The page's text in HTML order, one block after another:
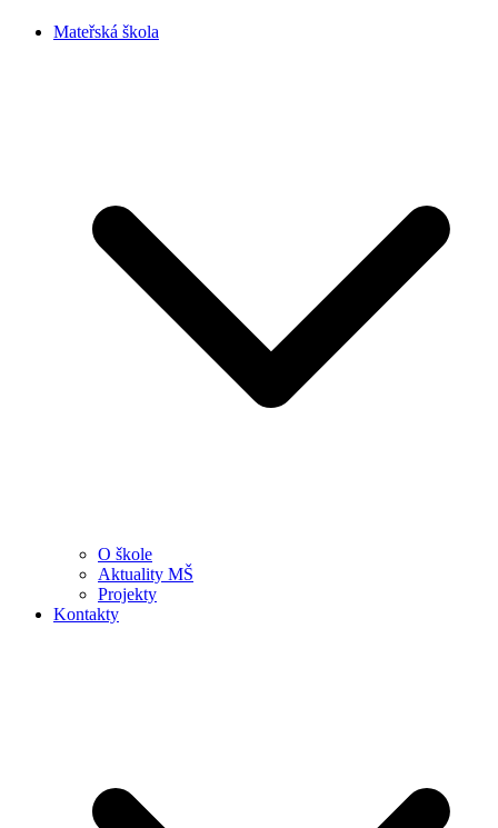
Mateřská škola
O škole
Aktuality MŠ
Projekty
Kontakty